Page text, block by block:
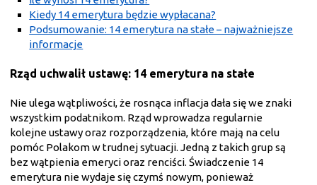
Kiedy 14 emerytura będzie wypłacana?
Podsumowanie: 14 emerytura na stałe – najważniejsze
informacje
Rząd uchwalił ustawę: 14 emerytura na stałe
Nie ulega wątpliwości, że rosnąca inflacja dała się we znaki
wszystkim podatnikom. Rząd wprowadza regularnie
kolejne ustawy oraz rozporządzenia, które mają na celu
pomóc Polakom w trudnej sytuacji. Jedną z takich grup są
bez wątpienia emeryci oraz renciści. Świadczenie 14
emerytura nie wydaje się czymś nowym, ponieważ